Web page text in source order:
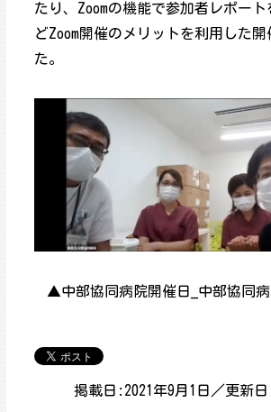
たり、Zoomの機能で参加者レポー
どZoom開催のメリットを利用した
た。
▲中部協同病院開催日_中部協同
掲載日:2021年9月1日／更新日